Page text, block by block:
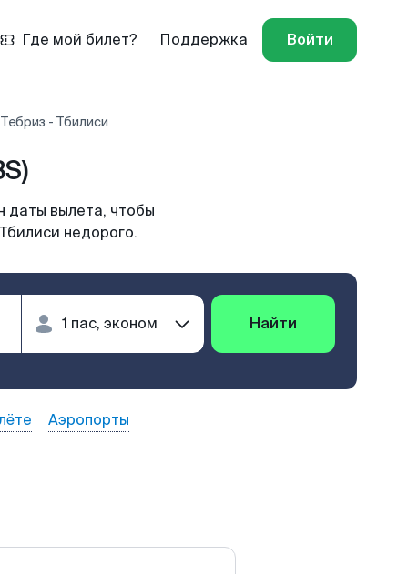
Где мой билет? Поддержка Войти
- Тбилиси
даты вылета, чтобы
недорого.
Найти
Аэропорты